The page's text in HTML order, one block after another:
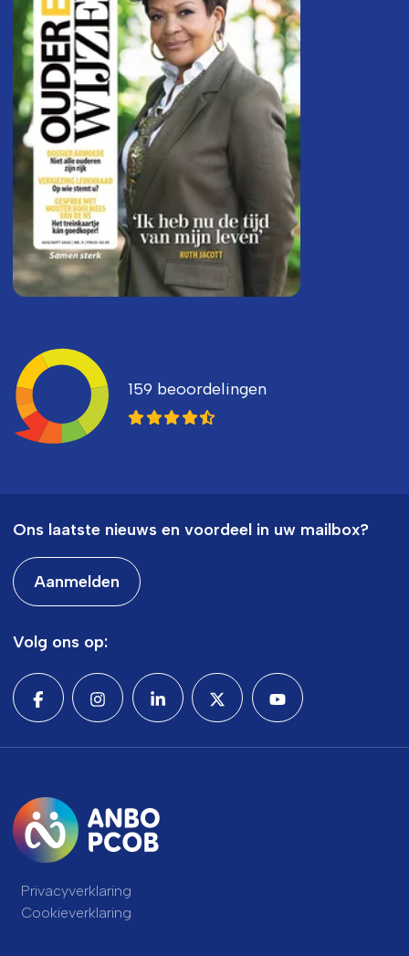
159 beoordelingen
Ons laatste nieuws en voordeel in uw mailbox?
Aanmelden
Volg ons op:
Privacyverklaring
Cookieverklaring